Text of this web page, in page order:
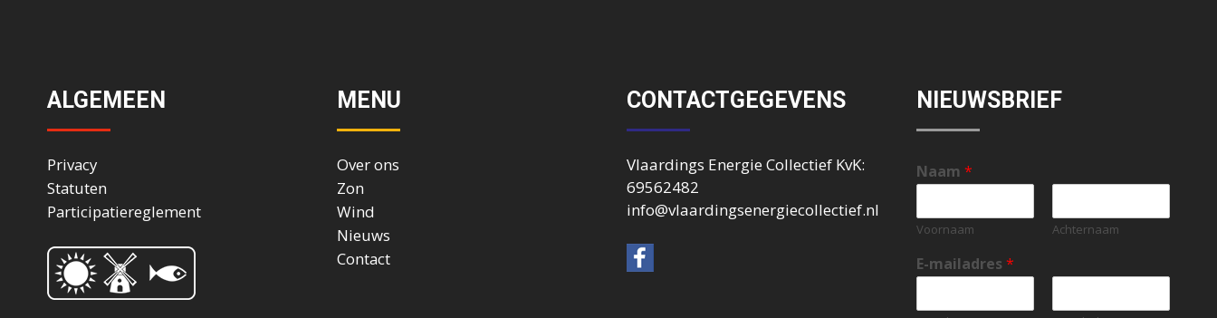
ALGEMEEN
Privacy
Statuten
Participatiereglement
MENU
Over ons
Zon
Wind
Nieuws
Contact
CONTACTGEGEVENS
Vlaardings Energie Collectief KvK:
69562482
info@vlaardingsenergiecollectief.nl
NIEUWSBRIEF
Naam *
Voornaam Achternaam
E-mailadres *